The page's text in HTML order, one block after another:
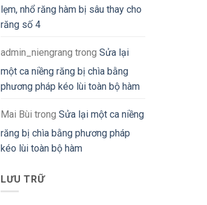
lẹm, nhổ răng hàm bị sâu thay cho
răng số 4
admin_niengrang trong Sửa lại
một ca niềng răng bị chìa bằng
phương pháp kéo lùi toàn bộ hàm
Mai Bùi trong Sửa lại một ca niềng
răng bị chìa bằng phương pháp
kéo lùi toàn bộ hàm
LƯU TRỮ